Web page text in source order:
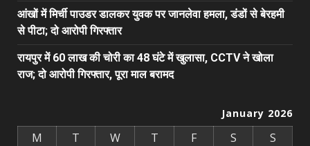
आंखों में मिर्ची पाउडर डालकर युवक पर जानलेवा हमला, डंडों से बेरहमी
से पीटा; दो आरोपी गिरफ्तार
रायपुर में 60 लाख की चोरी का 48 घंटे में खुलासा, CCTV ने खोला
राज; दो आरोपी गिरफ्तार, पूरा माल बरामद
January 2026
M T W T F S
S